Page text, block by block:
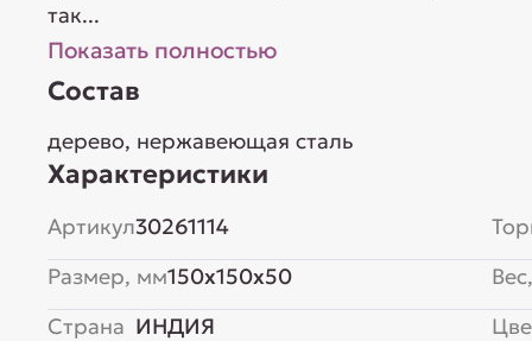
так...
Показать полностью
Состав
дерево, нержавеющая сталь
Характеристики
Артикул30261114
Размер, мм150x150x50
Страна ИНДИЯ